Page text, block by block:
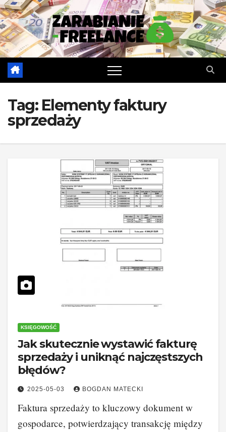
Skip
to
content
Tag: Elementy faktury
sprzedaży
KSIĘGOWOŚĆ
Jak skutecznie wystawić fakturę
sprzedaży i uniknąć najczęstszych
błędów?
2025-05-03 BOGDAN MATECKI
Faktura sprzedaży to kluczowy dokument w
gospodarce, potwierdzający transakcję między